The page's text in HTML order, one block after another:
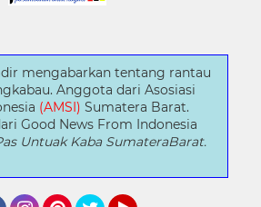
mengabarkan tentang rantau
Anggota dari Asosiasi
(AMSI) Sumatera Barat.
Good News From Indonesia
Untuak Kaba SumateraBarat.